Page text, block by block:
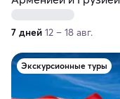
дней
7 дней 12 – 18 авг.
Экскурсионные туры